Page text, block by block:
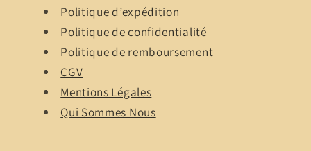
Politique d’expédition
Politique de confidentialité
Politique de remboursement
CGV
Mentions Légales
Qui Sommes Nous